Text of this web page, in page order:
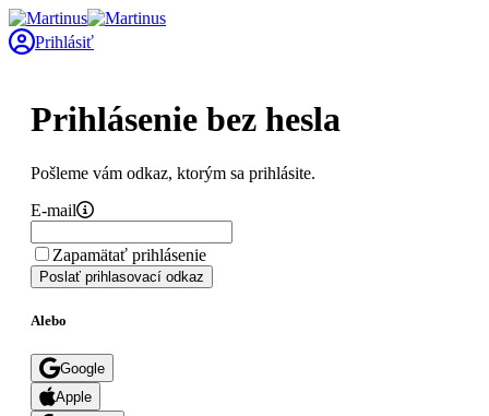
Prihlásiť
Prihlásenie bez hesla
Pošleme vám odkaz, ktorým sa prihlásite.
E-mail
Zapamätať prihlásenie
Poslať prihlasovací odkaz
Alebo
Google
Apple